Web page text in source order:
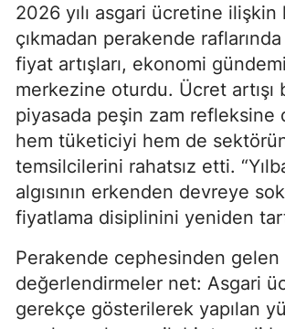
2026 yılı asgari ücretine ilişkin
çıkmadan perakende
fiyat artışları, ekonomi
merkezine oturdu. Ücret artışı
piyasada peşin zam refleksine
hem tüketiciyi hem de
temsilcilerini rahatsız etti.
algısının erkenden devreye
fiyatlama disiplinini yeniden
Perakende cephesinden gelen
değerlendirmeler net: Asgari
gerekçe gösterilerek yapılan